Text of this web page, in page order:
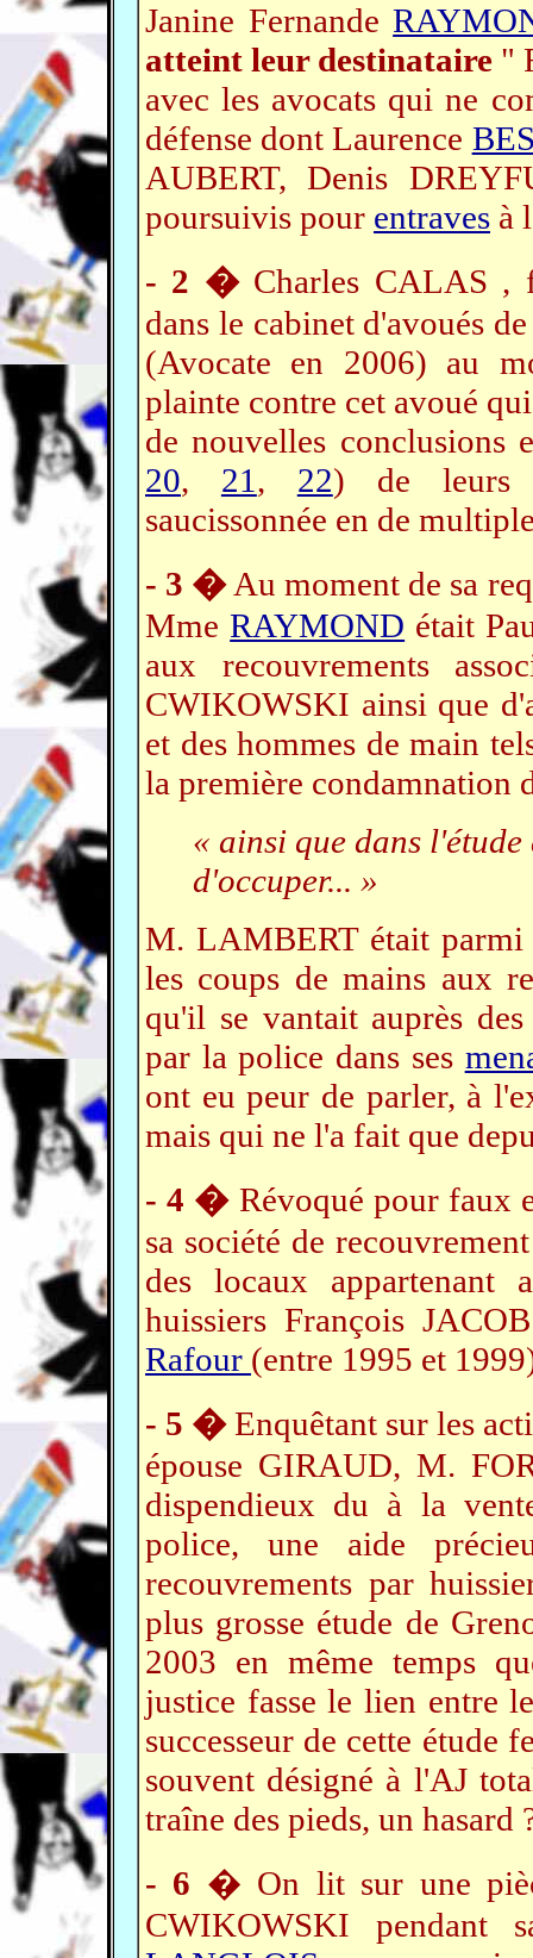
Janine Fernande
atteint leur destinataire "
avec les avocats qui ne
défense dont Laurence
AUBERT, Denis
poursuivis pour entraves à
- 2 �Charles CALAS ,
dans le cabinet d'avoués
(Avocate en 2006) au
plainte contre cet avoué
de nouvelles conclusions
20, 21 , 22) de leurs
saucissonnée en de
- 3 �Au moment de sa
MmeRAYMOND était
aux recouvrements
CWIKOWSKI ainsi que
et des hommes de main
la première
« ainsi que dans
d'occuper... »
M. LAMBERT était
les coups de mains aux
qu'il se vantait auprès
par la police dans ses
ont eu peur de parler, à
mais qui ne l'a fait que
- 4 �Révoqué pour faux
sa société de
des locaux appartenant
huissiers François
Rafour (entre 1995 et
- 5 �Enquêtant sur les
épouse GIRAUD, M.
dispendieux du à la
police, une aide
recouvrements par
plus grosse étude de
2003 en même temps
justice fasse le lien entre
successeur de cette
souvent désigné à l'AJ
traîne des pieds, un hasard
- 6 � On lit sur une
CWIKOWSKI